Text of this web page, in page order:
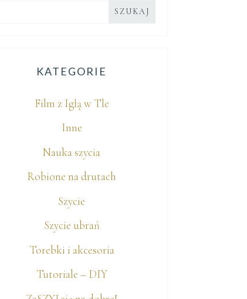
KATEGORIE
Film z Igłą w Tle
Inne
Nauka szycia
Robione na drutach
Szycie
Szycie ubrań
Torebki i akcesoria
Tutoriale – DIY